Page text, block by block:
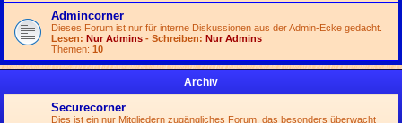
Admincorner
Dieses Forum ist nur für interne Diskussionen aus der Admin-Ecke gedacht.
Lesen: Nur Admins - Schreiben: Nur Admins
Themen: 10
Archiv
Securecorner
Dies ist ein nur Mitgliedern zugängliches Forum, das besonders überwacht